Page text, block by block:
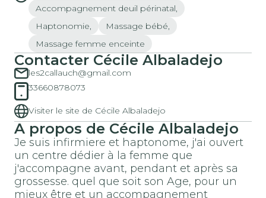
Accompagnement deuil périnatal,
Haptonomie,
Massage bébé,
Massage femme enceinte
Contacter Cécile Albaladejo
les2callauch@gmail.com
33660878073
Visiter le site de Cécile Albaladejo
A propos de Cécile Albaladejo
Je suis infirmiere et haptonome, j'ai ouvert
un centre dédier à la femme que
j'accompagne avant, pendant et après sa
grossesse. quel que soit son Age, pour un
mieux être et un accompagnement